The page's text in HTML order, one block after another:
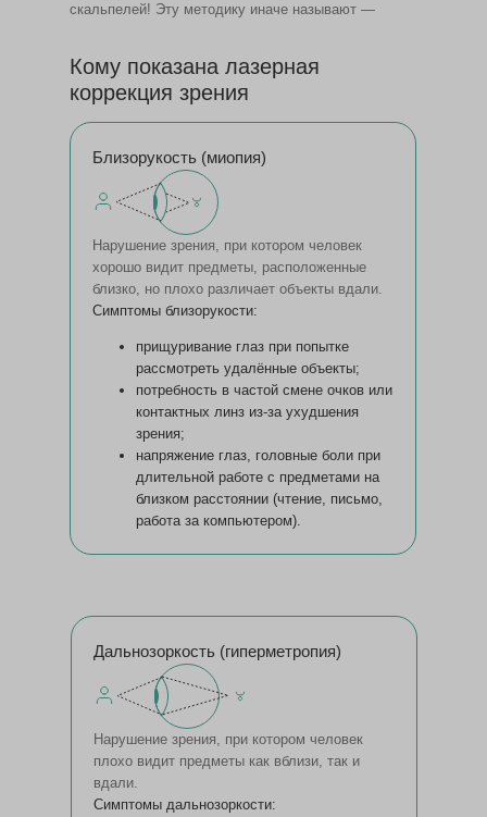
скальпелей! Эту методику иначе называют —
Кому показана лазерная
коррекция зрения
Близорукость (миопия)
Нарушение зрения, при котором человек
хорошо видит предметы, расположенные
близко, но плохо различает объекты вдали.
Симптомы близорукости:
прищуривание глаз при попытке
рассмотреть удалённые объекты;
потребность в частой смене очков или
контактных линз из-за ухудшения
зрения;
напряжение глаз, головные боли при
длительной работе с предметами на
близком расстоянии (чтение, письмо,
работа за компьютером).
Дальнозоркость (гиперметропия)
Нарушение зрения, при котором человек
плохо видит предметы как вблизи, так и
вдали.
Симптомы дальнозоркости: